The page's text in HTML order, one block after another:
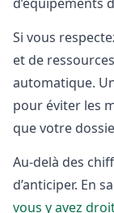
Si vous
et de
automatique.
pour éviter les
que votre
Au-delà des
d’anticiper. En
vous y avez